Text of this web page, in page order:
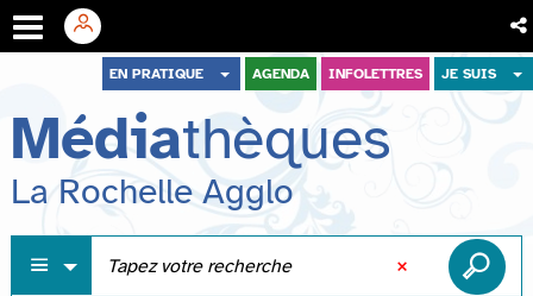
menu
contenu
recherche
EN PRATIQUE AGENDA INFOLETTRES JE SUIS
Médiathèques
La Rochelle Agglo